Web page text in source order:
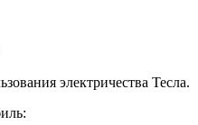
электричества Тесла.